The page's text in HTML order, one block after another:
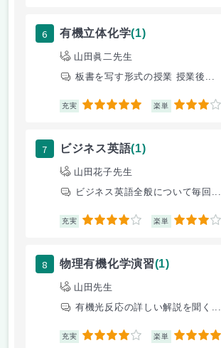
6 有機立体化学(1)
山田眞二先生
板書を写す形式の授業 授業後...
充実 5 楽単 3
7 ビジネス英語(1)
山田花子先生
ビジネス英語全般について毎回...
充実 4 楽単 3
8 物理有機化学演習(1)
山田先生
有機光反応の詳しい解説を聞く...
充実 4 楽単 4